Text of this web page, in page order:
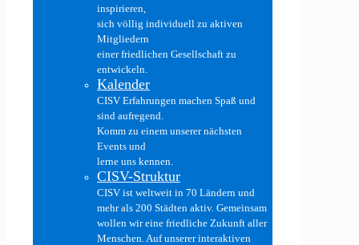
inspirieren,
sich völlig individuell zu aktiven
Mitgliedern
einer friedlichen Gesellschaft zu
entwickeln.
Kalender
CISV Erfahrungen machen Spaß und
sind aufregend.
Komm zu einem unserer nächsten
Events und
lerne uns kennen.
CISV-Struktur
CISV ist weltweit in 70 Ländern und
mehr als 200 Städten aktiv. Gemeinsam
wollen wir eine friedliche Zukunft aller
Menschen. Auf unserer interaktiven